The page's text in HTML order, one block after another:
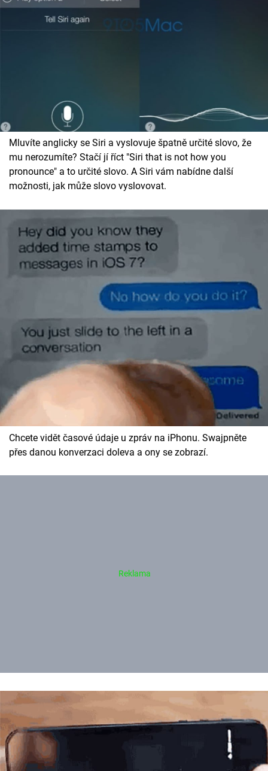
Mluvíte anglicky se Siri a vyslovuje špatně určité slovo, že
mu nerozumíte? Stačí jí říct "Siri that is not how you
pronounce" a to určité slovo. A Siri vám nabídne další
možnosti, jak může slovo vyslovovat.
Chcete vidět časové údaje u zpráv na iPhonu. Swajpněte
přes danou konverzaci doleva a ony se zobrazí.